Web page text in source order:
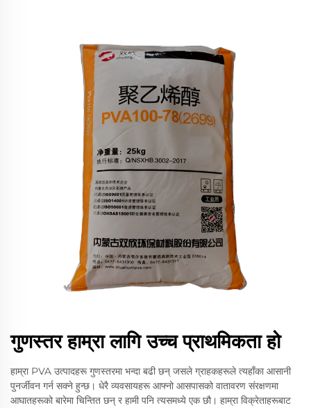
गुणस्तर हाम्रा लागि उच्च प्राथमिकता हो
हाम्रा PVA उत्पादहरू गुणस्तरमा भन्दा बढी छन् जसले ग्राहकहरूले त्यहाँका आसानी
पुनर्जीवन गर्न सक्ने हुन्छ। धेरै व्यवसायहरू आफ्नो आसपासको वातावरण संरक्षणमा
आघातहरूको बारेमा चिन्तित छन् र हामी पनि त्यसमध्ये एक छौ। हाम्रा विक्रेताहरूबाट